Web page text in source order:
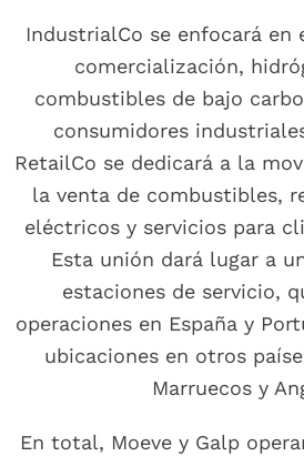
IndustrialCo se enfocará en
comercialización,
combustibles de bajo
consumidores
RetailCo se dedicará a la
la venta de combustibles,
eléctricos y servicios para
Esta unión dará lugar a
estaciones de servicio,
operaciones en España y
ubicaciones en otros
Marruecos y
En total, Moeve y Galp